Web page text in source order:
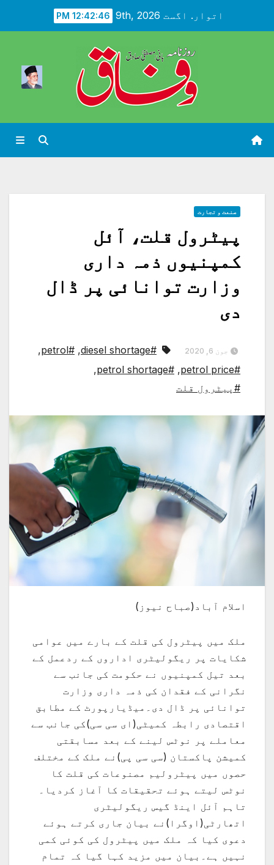
اتوار. اگست 9th, 2026 12:42:48 PM
صنعت و تجارت
پیٹرول قلت، آئل
کمپنیوں ذمہ داری
وزارت توانائی پر ڈال
دی
جون 6, 2020 #diesel shortage
,
#petrol
,
#petrol price
,
#petrol shortage
,
#پیٹرول قلت
اسلام آباد(صباح نیوز)
ملک میں پیٹرول کی قلت کے بارے میں عوامی
شکایات پر ریگولیٹری اداروں کے ردعمل کے
بعد تیل کمپنیوں نے حکومت کی جانب سے
نگرانی کے فقدان کی ذمہ داری وزارت
توانائی پر ڈال دی۔میڈیارپورٹ کے مطابق
اقتصادی رابطہ کمیٹی(ای سی سی)کی جانب سے
معاملے پر نوٹس لینے کے بعد مسابقتی
کمیشن پاکستان (سی سی پی)نے ملک کے مختلف
حصوں میں پیٹرولیم مصنوعات کی قلت کا
نوٹس لیتے ہوئے تحقیقات کا آغاز کردیا۔
تاہم آئل اینڈ گیس ریگولیٹری
اتھارٹی(اوگرا)نے بیان جاری کرتے ہوئے
دعوی کیا کہ ملک میں پیٹرول کی کوئی کمی
نہیں ہے۔بیان میں مزید کہا گیا کہ تمام